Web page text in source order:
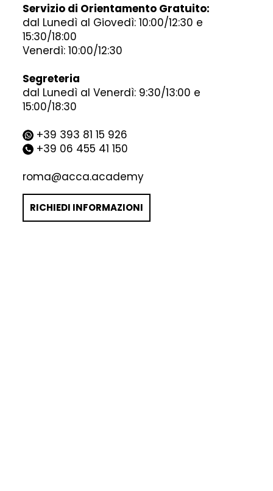
Servizio di Orientamento Gratuito:
dal Lunedì al Giovedì: 10:00/12:30 e
15:30/18:00
Venerdì: 10:00/12:30
Segreteria
dal Lunedì al Venerdì: 9:30/13:00 e
15:00/18:30
+39 393 81 15 926
+39 06 455 41 150
roma@acca.academy
RICHIEDI INFORMAZIONI